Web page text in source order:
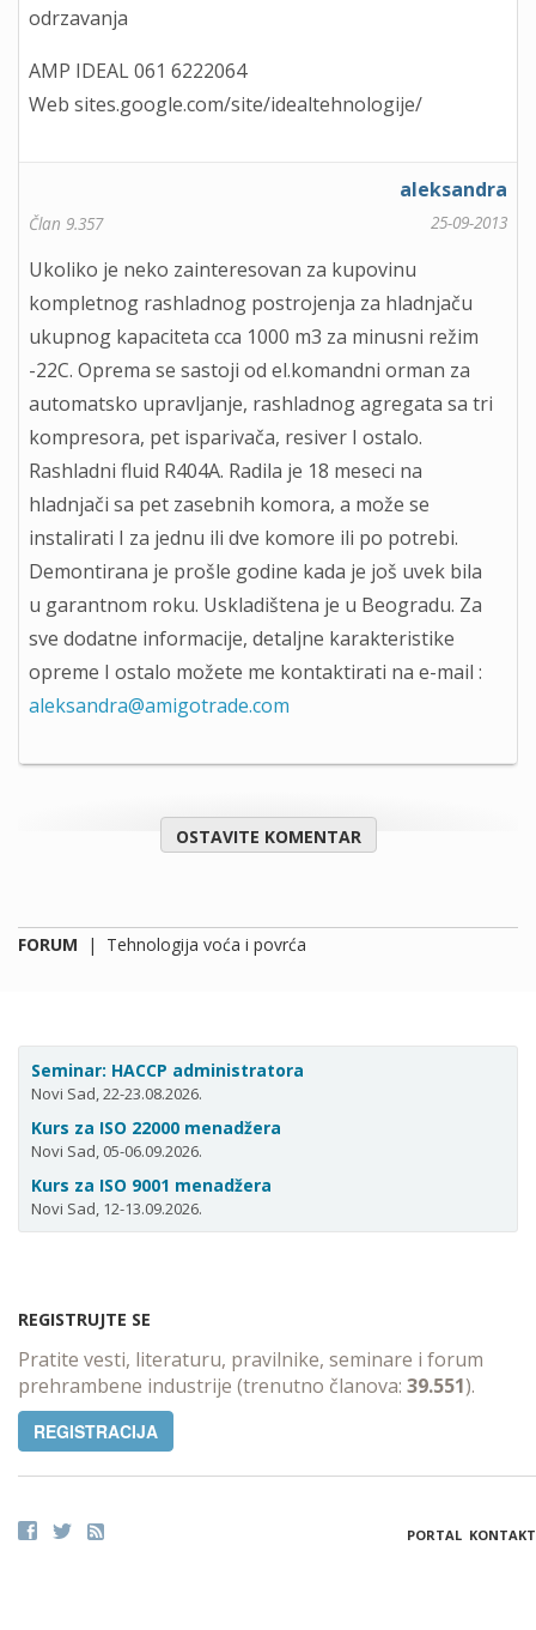
odrzavanja
AMP IDEAL 061 6222064
Web sites.google.com/site/idealtehnologije/
aleksandra
Član 9.357 25-09-2013
Ukoliko je neko zainteresovan za kupovinu
kompletnog rashladnog postrojenja za hladnjaču
ukupnog kapaciteta cca 1000 m3 za minusni režim
-22C. Oprema se sastoji od el.komandni orman za
automatsko upravljanje, rashladnog agregata sa tri
kompresora, pet isparivača, resiver I ostalo.
Rashladni fluid R404A. Radila je 18 meseci na
hladnjači sa pet zasebnih komora, a može se
instalirati I za jednu ili dve komore ili po potrebi.
Demontirana je prošle godine kada je još uvek bila
u garantnom roku. Uskladištena je u Beogradu. Za
sve dodatne informacije, detaljne karakteristike
opreme I ostalo možete me kontaktirati na e-mail :
aleksandra@amigotrade.com
OSTAVITE KOMENTAR
FORUM | Tehnologija voća i povrća
Seminar: HACCP administratora
Novi Sad, 22-23.08.2026.
Kurs za ISO 22000 menadžera
Novi Sad, 05-06.09.2026.
Kurs za ISO 9001 menadžera
Novi Sad, 12-13.09.2026.
REGISTRUJTE SE
Pratite vesti, literaturu, pravilnike, seminare i forum
prehrambene industrije (trenutno članova: 39.551).
REGISTRACIJA
PORTAL KONTAKT